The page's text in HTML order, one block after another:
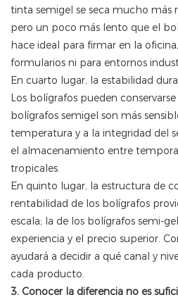
tinta semigel se seca mucho más
pero un poco más lento que el
hace ideal para firmar en la
formularios ni para entornos
En cuarto lugar, la estabilidad
Los bolígrafos pueden
bolígrafos semigel son más
temperatura y a la integridad del
el almacenamiento entre
tropicales.
En quinto lugar, la estructura de
rentabilidad de los bolígrafos
escala; la de los bolígrafos semi-
experiencia y el precio superior.
ayudará a decidir a qué canal y
cada producto.
3. Conocer la diferencia no es